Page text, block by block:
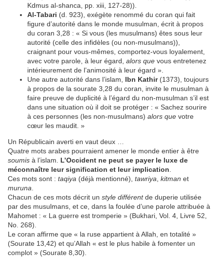
Kdmus al-shanca, pp. xiii, 127-28)).
Al-Tabari (d. 923), exégète renommé du coran qui fait
figure d’autorité dans le monde musulman, écrit à propos
du coran 3,28 : « Si vous (les musulmans) êtes sous leur
autorité (celle des infidèles (ou non-musulmans)),
craignant pour vous-mêmes, comportez-vous loyalement,
avec votre parole, à leur égard, alors que vous entretenez
intérieurement de l’animosité à leur égard ».
Une autre autorité dans l’islam, Ibn Kathir(1373), toujours
à propos de la sourate 3,28 du coran, invite le musulman à
faire preuve de duplicité à l’égard du non-musulman s’il est
dans une situation où il doit se protéger : « Sachez sourire
à ces personnes (les non-musulmans) alors que votre
cœur les maudit. »
Un Républicain averti en vaut deux …
Quatre mots arabes pourraient amener le monde entier à être
soumis à l’islam. L’Occident ne peut se payer le luxe de
méconnaître leur signification et leur implication
Ces mots sont : taqiya (déjà mentionné), tawriya kitman et
muruna
Chacun de ces mots décrit un style différentde duperie utilisée
par des musulmans, et ce, dans la foulée d’une parole attribuée à
Mahomet : « La guerre est tromperie » (Bukhari, Vol. 4, Livre 52,
No. 268).
Le coran affirme que « la ruse appartient à Allah, en totalité »
(Sourate 13,42) et qu’Allah « est le plus habile à fomenter un
complot » (Sourate 8,30).